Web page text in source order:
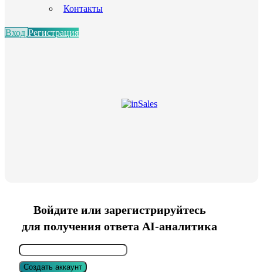
Контакты
Вход Регистрация
Войдите или зарегистрируйтесь
для получения ответа AI-аналитика
Создать аккаунт